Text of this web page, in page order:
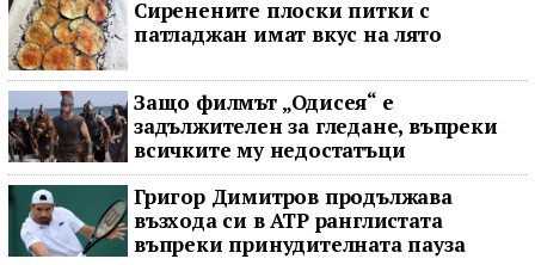
Сиренените плоски питки с
патладжан имат вкус на лято
Защо филмът „Одисея“ е
задължителен за гледане, въпреки
всичките му недостатъци
Григор Димитров продължава
възхода си в ATP ранглистата
въпреки принудителната пауза